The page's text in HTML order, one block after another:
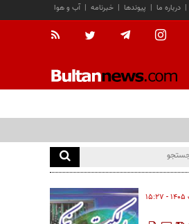
آب و هوا | خبرنامه | پیوندها | درباره ما |